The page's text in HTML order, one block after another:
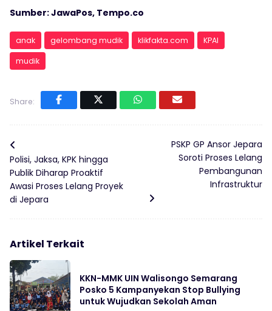
Sumber: JawaPos, Tempo.co
anak gelombang mudik klikfakta.com
KPAI
mudik
Share:
Polisi, Jaksa, KPK hingga
Publik Diharap Proaktif
Awasi Proses Lelang Proyek
di Jepara
PSKP GP Ansor Jepara
Soroti Proses Lelang
Pembangunan
Infrastruktur
Artikel Terkait
KKN-MMK UIN Walisongo Semarang
Posko 5 Kampanyekan Stop Bullying
untuk Wujudkan Sekolah Aman